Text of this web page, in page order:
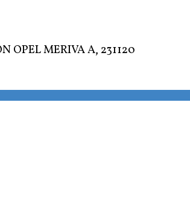
OPEL MERIVA A, 231120